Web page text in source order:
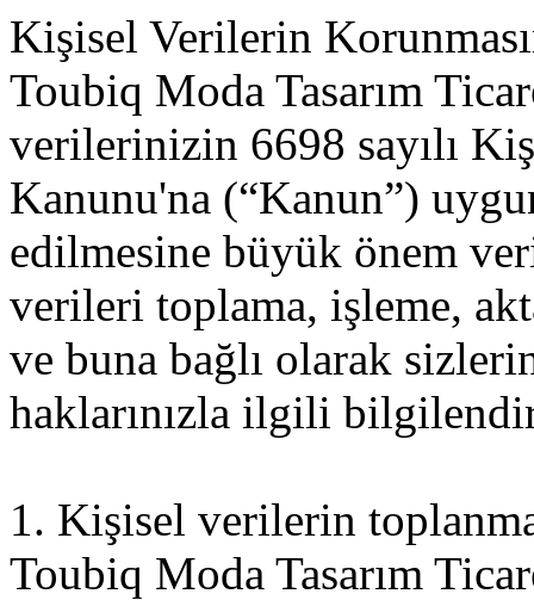
Kişisel Verilerin
Toubiq Moda Tasarım
verilerinizin 6698 sayılı
Kanunu'na (“Kanun”)
edilmesine büyük önem
verileri toplama, işleme,
ve buna bağlı olarak
haklarınızla ilgili
1. Kişisel verilerin
Toubiq Moda Tasarım